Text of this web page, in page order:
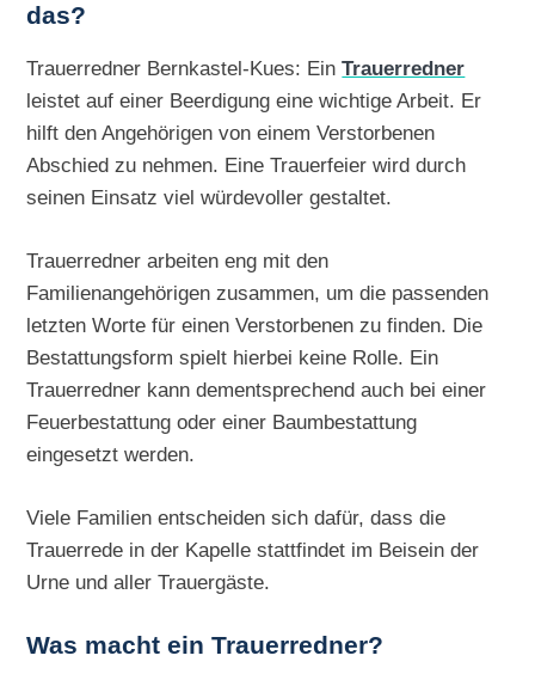
das?
Trauerredner Bernkastel-Kues: EinTrauerredner
leistet auf einer Beerdigung eine wichtige Arbeit. Er
hilft den Angehörigen von einem Verstorbenen
Abschied zu nehmen. Eine Trauerfeier wird durch
seinen Einsatz viel würdevoller gestaltet.
Trauerredner arbeiten eng mit den
Familienangehörigen zusammen, um die passenden
letzten Worte für einen Verstorbenen zu finden. Die
Bestattungsform spielt hierbei keine Rolle. Ein
Trauerredner kann dementsprechend auch bei einer
Feuerbestattung oder einer Baumbestattung
eingesetzt werden.
Viele Familien entscheiden sich dafür, dass die
Trauerrede in der Kapelle stattfindet im Beisein der
Urne und aller Trauergäste.
Was macht ein Trauerredner?